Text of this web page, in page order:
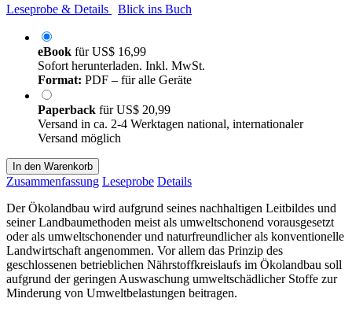
Leseprobe & Details
Blick ins Buch
eBook fürUS$ 16,99
Sofort herunterladen. Inkl. MwSt.
Format: PDF – für alle Geräte
Paperback fürUS$ 20,99
Versand in ca. 2-4 Werktagen national, internationaler
Versand möglich
In den Warenkorb
Zusammenfassung Leseprobe Details
Der Ökolandbau wird aufgrund seines nachhaltigen Leitbildes und
seiner Landbaumethoden meist als umweltschonend vorausgesetzt
oder als umweltschonender und naturfreundlicher als konventionelle
Landwirtschaft angenommen. Vor allem das Prinzip des
geschlossenen betrieblichen Nährstoffkreislaufs im Ökolandbau soll
aufgrund der geringen Auswaschung umweltschädlicher Stoffe zur
Minderung von Umweltbelastungen beitragen.